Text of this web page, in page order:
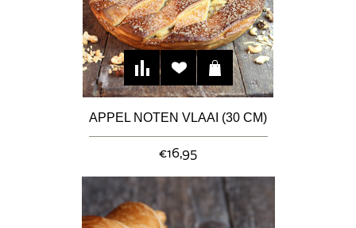
APPEL NOTEN VLAAI (30 CM)
€16,95